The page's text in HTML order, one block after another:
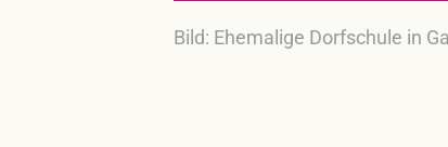
Bild: Ehemalige Dorfschule in